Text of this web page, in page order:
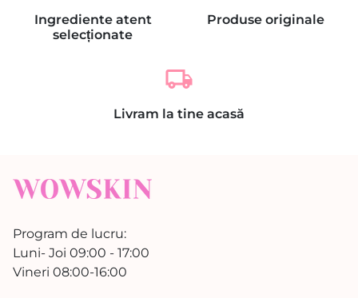
Ingrediente atent
selecționate
Produse originale
local_shipping
Livram la tine acasă
Program de lucru:
Luni- Joi 09:00 - 17:00
Vineri 08:00-16:00